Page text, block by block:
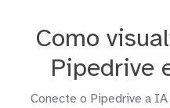
Como
Pipedrive
Conecte o Pipedrive a